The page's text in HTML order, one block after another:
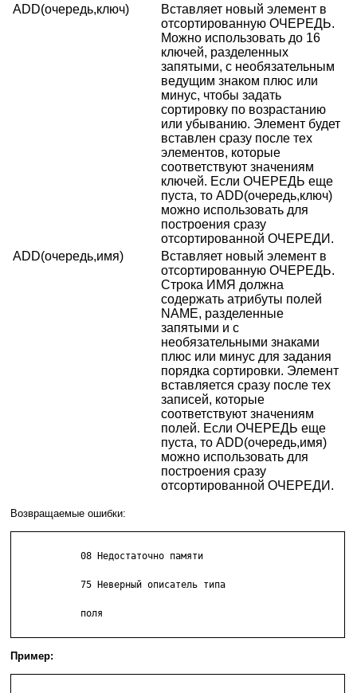
ADD(очередь,ключ)
Вставляет новый элемент в
отсортированную ОЧЕРЕДЬ.
Можно использовать до 16
ключей, разделенных
запятыми, с необязательным
ведущим знаком плюс или
минус, чтобы задать
сортировку по возрастанию
или убыванию. Элемент будет
вставлен сразу после тех
элементов, которые
соответствуют значениям
ключей. Если ОЧЕРЕДЬ еще
пуста, то ADD(очередь,ключ)
можно использовать для
построения сразу
отсортированной ОЧЕРЕДИ.
ADD(очередь,имя)
Вставляет новый элемент в
отсортированную ОЧЕРЕДЬ.
Строка ИМЯ должна
содержать атрибуты полей
NAME, разделенные
запятыми и с
необязательными знаками
плюс или минус для задания
порядка сортировки. Элемент
вставляется сразу после тех
записей, которые
соответствуют значениям
полей. Если ОЧЕРЕДЬ еще
пуста, то ADD(очередь,имя)
можно использовать для
построения сразу
отсортированной ОЧЕРЕДИ.
Возвращаемые ошибки:
            08 Недостаточно памяти
            75 Неверный описатель типа
            поля
Пример: